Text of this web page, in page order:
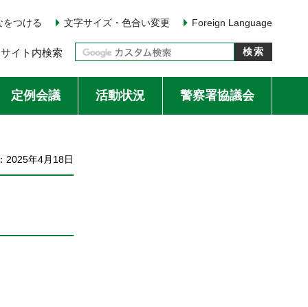
をつける 文字サイズ・色合い変更 Foreign Language
サイト内検索
定例会議 活動状況 警察署協議会
2025年4月18日